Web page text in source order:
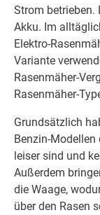
Strom betrieben.
Akku. Im
Elektro-
Variante
Rasenmäher-
Rasenmäher-
Grundsätzlich
Benzin-
leiser sind und
Außerdem
die Waage,
über den Rasen